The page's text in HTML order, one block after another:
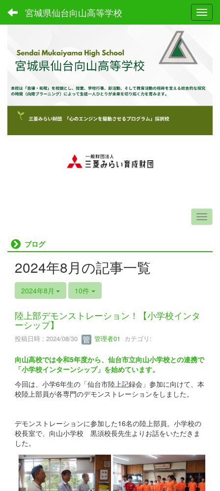
宮城県仙台向山高等学校
ブログ
2024年8月の記事一覧
2024年8月 10件
陸上部デモンストレーション！【小学校インタ
ーシップ】
投稿日時 : 2024/08/30 管理者01 カテゴリ:
向山高校では令和5年度から、仙台市立向山小学校との連携で
「小学校インターンシップ」を始めています。
今回は、小学6年生の「仙台市陸上記録会」参加に向けて、本
校陸上部員が各専門のデモンストレーションをしました。
デモンストレーションに参加した16名の陸上部員。小学校の
校長室で、向山小学校 黒須校長先生よりお話をいただきま
した。